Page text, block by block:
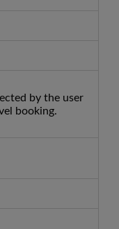
by the user
booking.